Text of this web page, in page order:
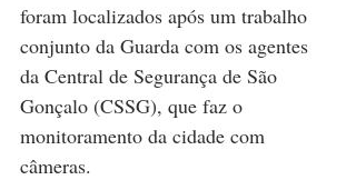
foram localizados após um trabalho
conjunto da Guarda com os agentes
da Central de Segurança de São
Gonçalo (CSSG), que faz o
monitoramento da cidade com
câmeras.